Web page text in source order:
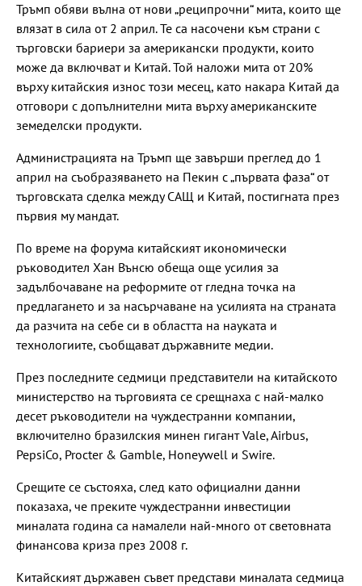
Тръмп обяви вълна от нови „реципрочни“ мита, които ще
влязат в сила от 2 април. Те са насочени към страни с
търговски бариери за американски продукти, които
може да включват и Китай. Той наложи мита от 20%
върху китайския износ този месец, като накара Китай да
отговори с допълнителни мита върху американските
земеделски продукти.
Администрацията на Тръмп ще завърши преглед до 1
април на съобразяването на Пекин с „първата фаза“ от
търговската сделка между САЩ и Китай, постигната през
първия му мандат.
По време на форума китайският икономически
ръководител Хан Вънсю обеща още усилия за
задълбочаване на реформите от гледна точка на
предлагането и за насърчаване на усилията на страната
да разчита на себе си в областта на науката и
технологиите, съобщават държавните медии.
През последните седмици представители на китайското
министерство на търговията се срещнаха с най-малко
десет ръководители на чуждестранни компании,
включително бразилския минен гигант Vale, Airbus,
PepsiCo, Procter & Gamble, Honeywell и Swire.
Срещите се състояха, след като официални данни
показаха, че преките чуждестранни инвестиции
миналата година са намалели най-много от световната
финансова криза през 2008 г.
Китайският държавен съвет представи миналата седмица